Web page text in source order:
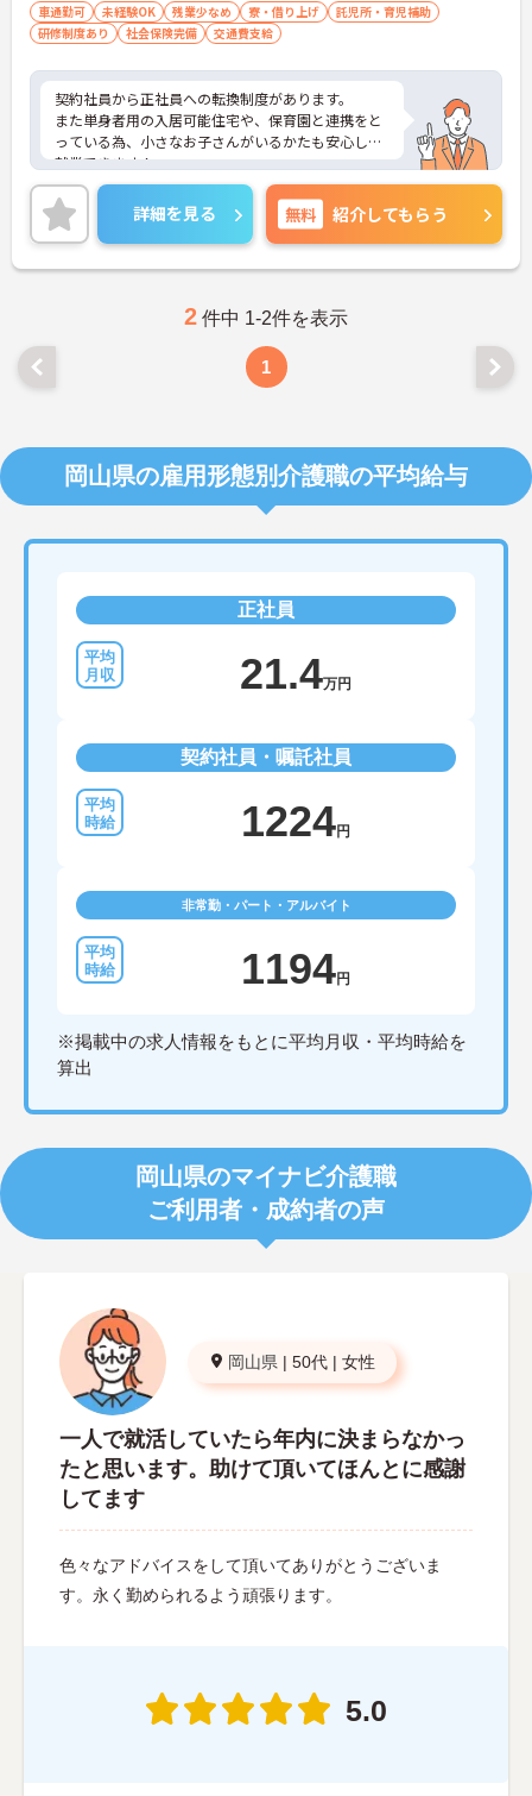
車通勤可 未経験OK 残業少なめ 寮・借り上げ
託児所・育児補助
研修制度あり
社会保険完備 交通費支給
契約社員から正社員への転換制度があります。
また単身者用の入居可能住宅や、保育園と連携をと
っている為、小さなお子さんがいるかたも安心して
就業できます！
ご興味ある方には、面接対策ポイントなど、さらに
詳細をお話しいたしますのでお気軽にご相談くださ
い！
詳細を見る 無料 紹介してもらう
2 件中 1-2件を表示
1
岡山県の雇用形態別介護職の平均給与
正社員
21.4万円
契約社員・嘱託社員
1224円
非常勤・パート・アルバイト
1194円
※掲載中の求人情報をもとに平均月収・平均時給を
算出
岡山県のマイナビ介護職
ご利用者・成約者の声
岡山県 | 50代 | 女性
一人で就活していたら年内に決まらなかっ
たと思います。助けて頂いてほんとに感謝
してます
色々なアドバイスをして頂いてありがとうございま
す。永く勤められるよう頑張ります。
5.0